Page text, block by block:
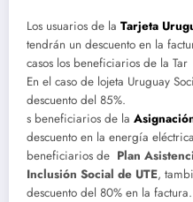
Los usuarios de la Tarjeta
tendrán un descuento en la
casos los beneficiarios de la Tar
En el caso de lojeta Uruguay
descuento del 85%.
s beneficiarios de la
descuento en la energía
beneficiarios de Plan
Inclusión Social de UTE,
descuento del 80% en la factura.